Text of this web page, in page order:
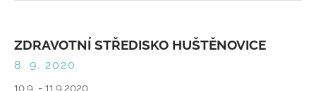
ZDRAVOTNÍ STŘEDISKO HUŠTĚNOVICE
8. 9. 2020
10.9. - 11.9.2020